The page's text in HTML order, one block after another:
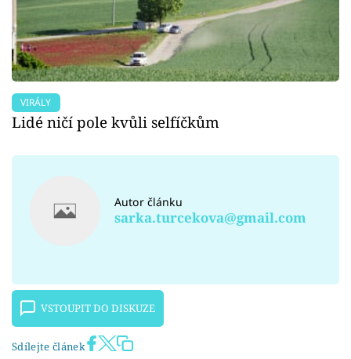
VIRÁLY
Lidé ničí pole kvůli selfíčkům
Autor článku
sarka.turcekova@gmail.com
VSTOUPIT DO DISKUZE
Sdílejte článek